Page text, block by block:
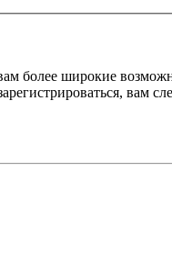
более широкие
вам